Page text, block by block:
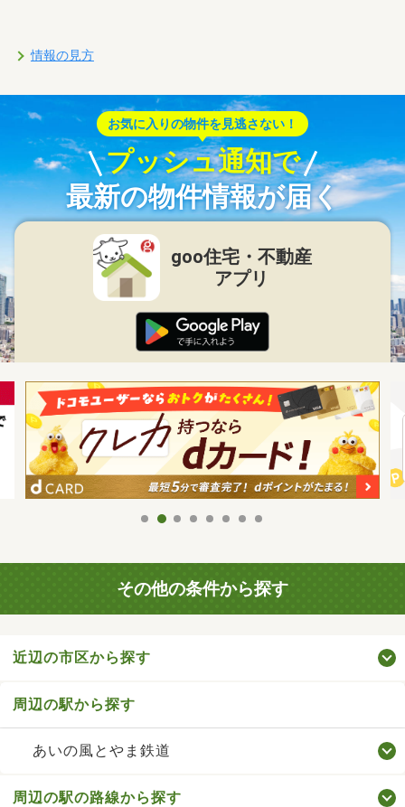
情報の見方
お気に入りの物件を見逃さない！
プッシュ通知で
最新の物件情報が届く
goo住宅・不動産
アプリ
その他の条件から探す
近辺の市区から探す
周辺の駅から探す
あいの風とやま鉄道
周辺の駅の路線から探す